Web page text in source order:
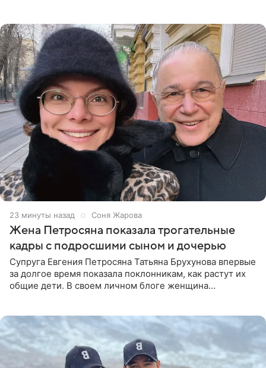
24 минуты назад Соня Жарова
Жена Петросяна показала трогательные
кадры с подросшими сыном и дочерью
Супруга Евгения Петросяна Татьяна Брухунова впервые
за долгое время показала поклонникам, как растут их
общие дети. В своем личном блоге женщина